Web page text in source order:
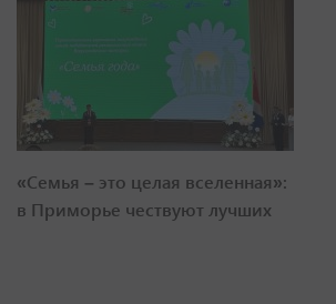
«Семья – это целая вселенная»:
в Приморье чествуют лучших